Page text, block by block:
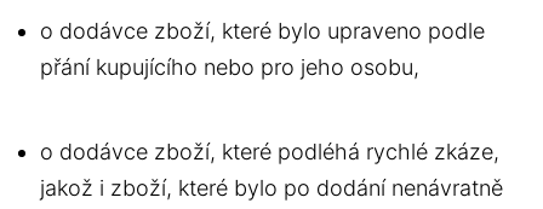
o dodávce zboží, které bylo upraveno podle
přání kupujícího nebo pro jeho osobu,
o dodávce zboží, které podléhá rychlé zkáze,
jakož i zboží, které bylo po dodání nenávratně